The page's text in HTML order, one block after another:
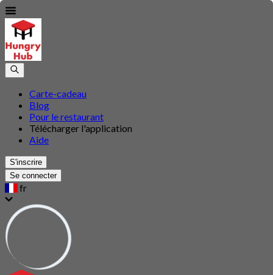
Carte-cadeau
Blog
Pour le restaurant
Télécharger l'application
Aide
S'inscrire
Se connecter
fr